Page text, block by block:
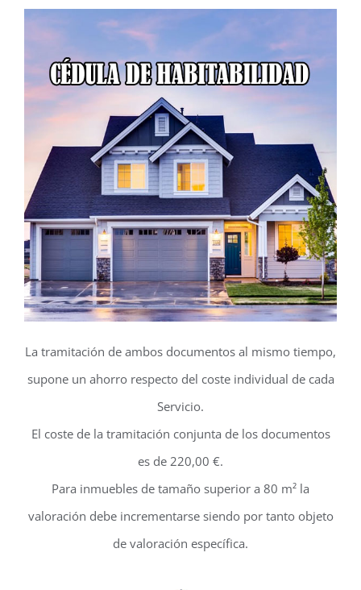
La tramitación de ambos documentos al mismo tiempo,
supone un ahorro respecto del coste individual de cada
Servicio.
El coste de la tramitación conjunta de los documentos
es de 220,00 €.
Para inmuebles de tamaño superior a 80 m² la
valoración debe incrementarse siendo por tanto objeto
de valoración específica.